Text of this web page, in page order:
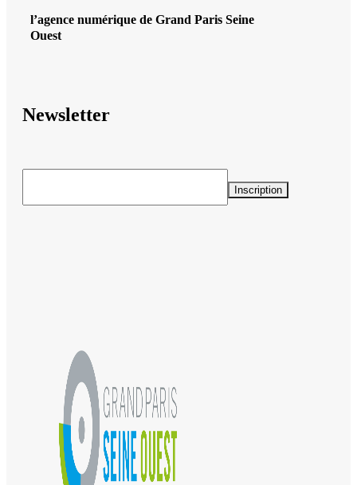
l’agence numérique de Grand Paris Seine
Ouest
Newsletter